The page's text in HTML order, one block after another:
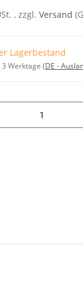
, zzgl. Versand
Lagerbestand
3 Werktage (DE -